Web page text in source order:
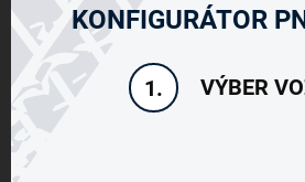
KONFIGURÁTOR
1. VÝBER